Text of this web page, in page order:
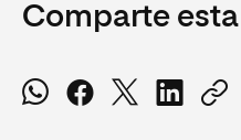
Comparte